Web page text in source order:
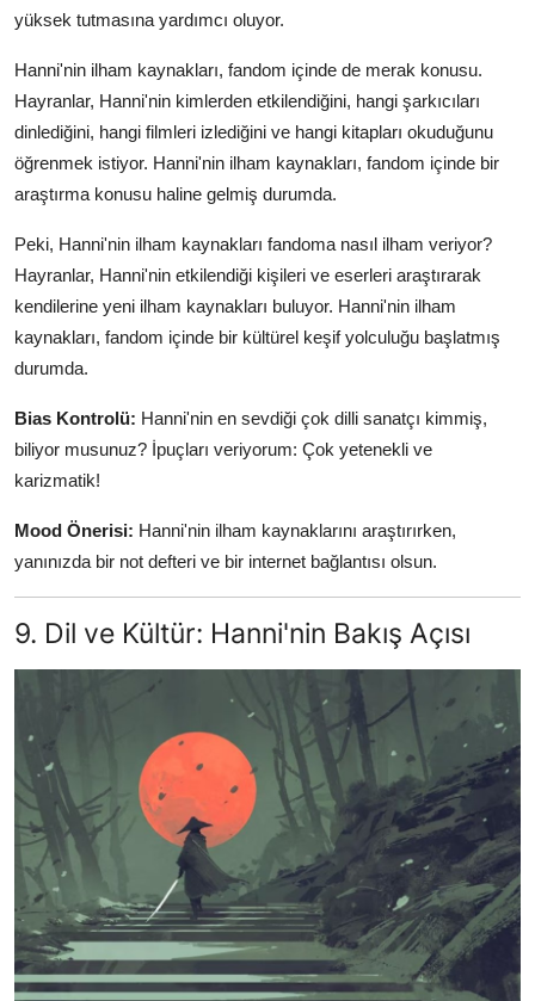
yüksek tutmasına yardımcı oluyor.
Hanni'nin ilham kaynakları, fandom içinde de merak konusu.
Hayranlar, Hanni'nin kimlerden etkilendiğini, hangi şarkıcıları
dinlediğini, hangi filmleri izlediğini ve hangi kitapları okuduğunu
öğrenmek istiyor. Hanni'nin ilham kaynakları, fandom içinde bir
araştırma konusu haline gelmiş durumda.
Peki, Hanni'nin ilham kaynakları fandoma nasıl ilham veriyor?
Hayranlar, Hanni'nin etkilendiği kişileri ve eserleri araştırarak
kendilerine yeni ilham kaynakları buluyor. Hanni'nin ilham
kaynakları, fandom içinde bir kültürel keşif yolculuğu başlatmış
durumda.
Bias Kontrolü: Hanni'nin en sevdiği çok dilli sanatçı kimmiş,
biliyor musunuz? İpuçları veriyorum: Çok yetenekli ve
karizmatik!
Mood Önerisi: Hanni'nin ilham kaynaklarını araştırırken,
yanınızda bir not defteri ve bir internet bağlantısı olsun.
9. Dil ve Kültür: Hanni'nin Bakış Açısı